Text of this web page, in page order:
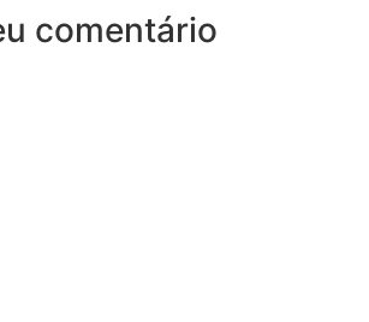
comentário